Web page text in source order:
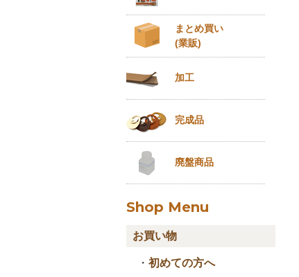
まとめ買い
(業販)
加工
完成品
廃盤商品
Shop Menu
お買い物
・ 初めての方へ